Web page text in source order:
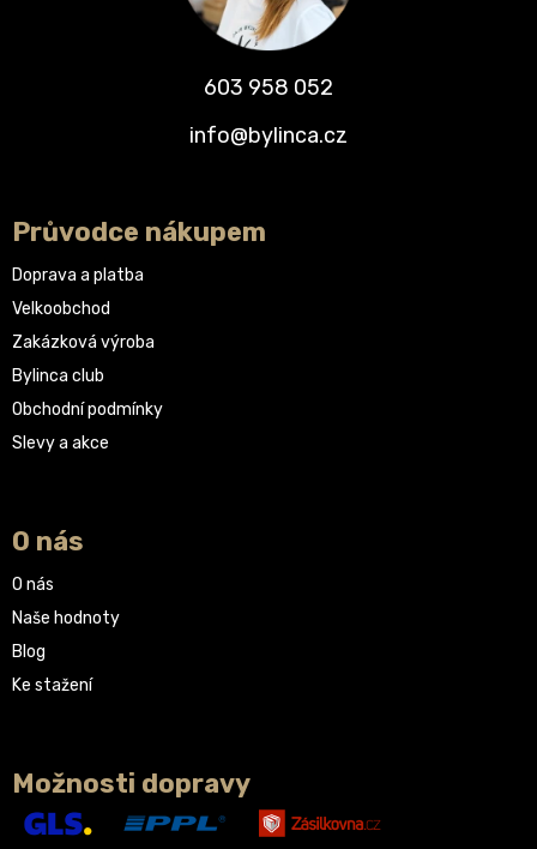
603 958 052
info@bylinca.cz
Průvodce nákupem
Doprava a platba
Velkoobchod
Zakázková výroba
Bylinca club
Obchodní podmínky
Slevy a akce
O nás
O nás
Naše hodnoty
Blog
Ke stažení
Možnosti dopravy